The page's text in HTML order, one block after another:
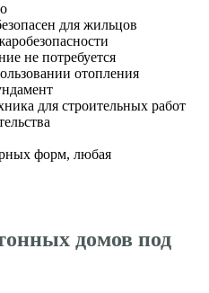
для жильцов
не потребуется
отопления
для строительных работ
форм, любая
домов под